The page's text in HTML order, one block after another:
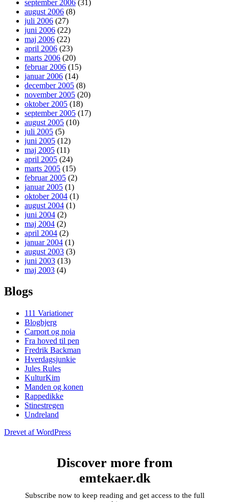
september 2006 (31)
august 2006 (8)
juli 2006 (27)
juni 2006 (22)
maj 2006 (22)
april 2006 (23)
marts 2006 (20)
februar 2006 (15)
januar 2006 (14)
december 2005 (8)
november 2005 (20)
oktober 2005 (18)
september 2005 (17)
august 2005 (10)
juli 2005 (5)
juni 2005 (12)
maj 2005 (11)
april 2005 (24)
marts 2005 (15)
februar 2005 (2)
januar 2005 (1)
oktober 2004 (1)
august 2004 (1)
juni 2004 (2)
maj 2004 (2)
april 2004 (2)
januar 2004 (1)
august 2003 (3)
juni 2003 (13)
maj 2003 (4)
Blogs
111 Variationer
Blogbjerg
Carport og noia
Fra hoved til pen
Fredrik Backman
Hverdagsjunkie
Jules Rules
KulturKim
Manden og konen
Rappedikke
Stinestregen
Undreland
Drevet af WordPress
Discover more from
emtekaer.dk
Subscribe now to keep reading and get access to the full